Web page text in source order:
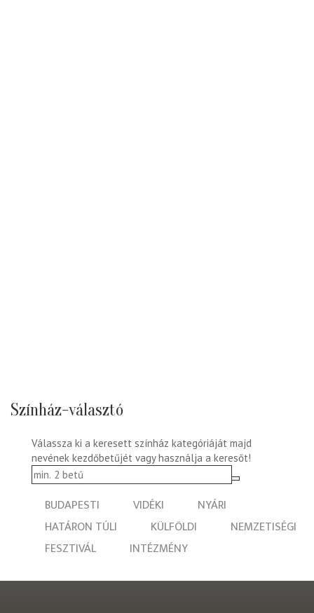
Színház-választó
Válassza ki a keresett színház kategóriáját majd
nevének kezdőbetűjét vagy használja a keresőt!
BUDAPESTI VIDÉKI
NYÁRI
HATÁRON TÚLI
KÜLFÖLDI
NEMZETISÉGI
FESZTIVÁL
INTÉZMÉNY